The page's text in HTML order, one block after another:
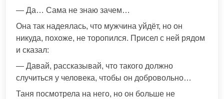
— Да… Сама не знаю зачем…
Она так надеялась, что мужчина уйдёт, но он
никуда, похоже, не торопился. Присел с ней рядом
и сказал:
— Давай, рассказывай, что такого должно
случиться у человека, чтобы он добровольно…
Таня посмотрела на него, но он больше не